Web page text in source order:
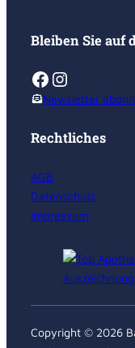
Bleiben Sie auf
Facebook
Instagram
Newsletter
Rechtliches
AGB
Datenschutz
Impressum
Copyright © 2026